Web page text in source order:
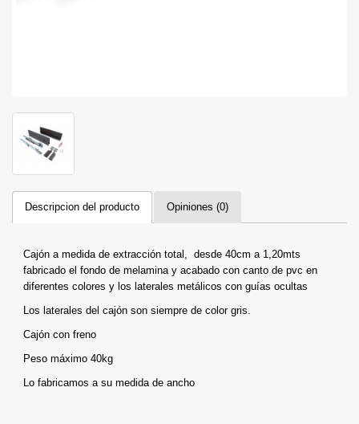
Descripcion del producto Opiniones (0)
Cajón a medida de extracción total, desde 40cm a 1,20mts
fabricado el fondo de melamina y acabado con canto de pvc en
diferentes colores y los laterales metálicos con guías ocultas
Los laterales del cajón son siempre de color gris.
Cajón con freno
Peso máximo 40kg
Lo fabricamos a su medida de ancho